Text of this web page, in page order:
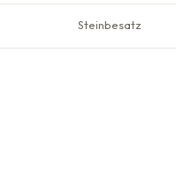
Steinbesatz